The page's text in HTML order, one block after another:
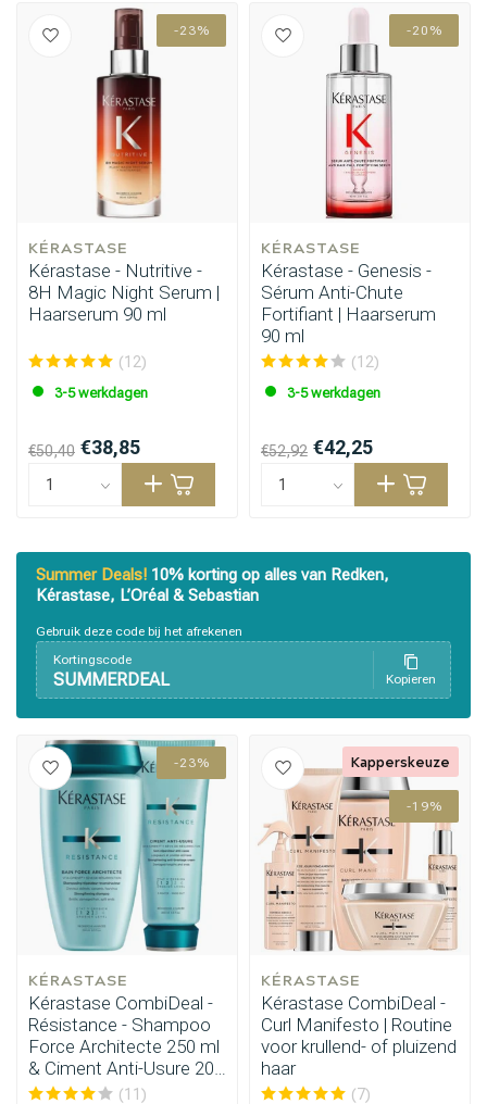
Haarstyling Haarkleuring
-23%
KÉRASTASE
Kérastase - Nutritive -
8H Magic Night Serum |
Haarserum 90 ml
(12)
3-5 werkdagen
€50,40 €38,85
-20%
KÉRASTASE
Kérastase - Genesis -
Sérum Anti-Chute
Fortifiant | Haarserum
90 ml
(12)
3-5 werkdagen
€52,92 €42,25
Summer Deals! 10% korting op alles van Redken,
Kérastase, L’Oréal & Sebastian
Gebruik deze code bij het afrekenen
Kortingscode
SUMMERDEAL Kopieren
-23%
KÉRASTASE
Kérastase CombiDeal -
Résistance - Shampoo
Force Architecte 250 ml
& Ciment Anti-Usure 200
ml
(11)
-19%
KÉRASTASE
Kérastase CombiDeal -
Curl Manifesto | Routine
voor krullend- of pluizend
haar
(7)
Kapperskeuze